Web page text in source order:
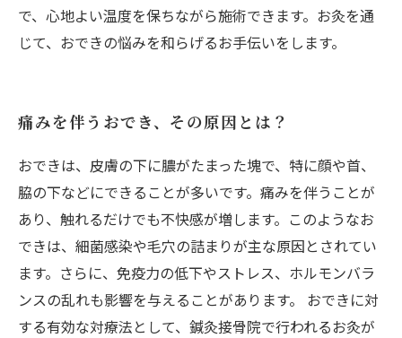
で、心地よい温度を保ちながら施術できます。お灸を通
じて、おできの悩みを和らげるお手伝いをします。
痛みを伴うおでき、その原因とは？
おできは、皮膚の下に膿がたまった塊で、特に顔や首、
脇の下などにできることが多いです。痛みを伴うことが
あり、触れるだけでも不快感が増します。このようなお
できは、細菌感染や毛穴の詰まりが主な原因とされてい
ます。さらに、免疫力の低下やストレス、ホルモンバラ
ンスの乱れも影響を与えることがあります。 おできに対
する有効な対療法として、鍼灸接骨院で行われるお灸が